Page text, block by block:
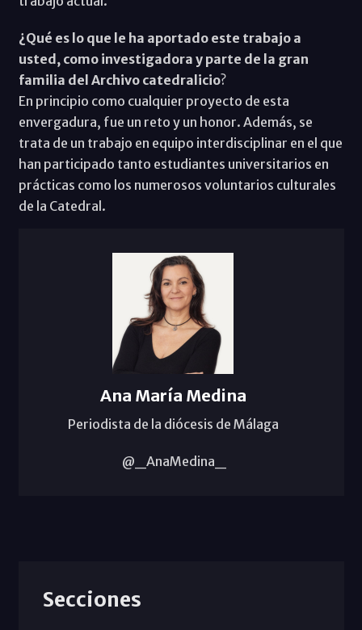
¿Qué es lo que le ha aportado este trabajo a
usted, como investigadora y parte de la gran
familia del Archivo catedralicio?
En principio como cualquier proyecto de esta
envergadura, fue un reto y un honor. Además, se
trata de un trabajo en equipo interdisciplinar en el que
han participado tanto estudiantes universitarios en
prácticas como los numerosos voluntarios culturales
de la Catedral.
Ana María Medina
Periodista de la diócesis de Málaga
@_AnaMedina_
Secciones